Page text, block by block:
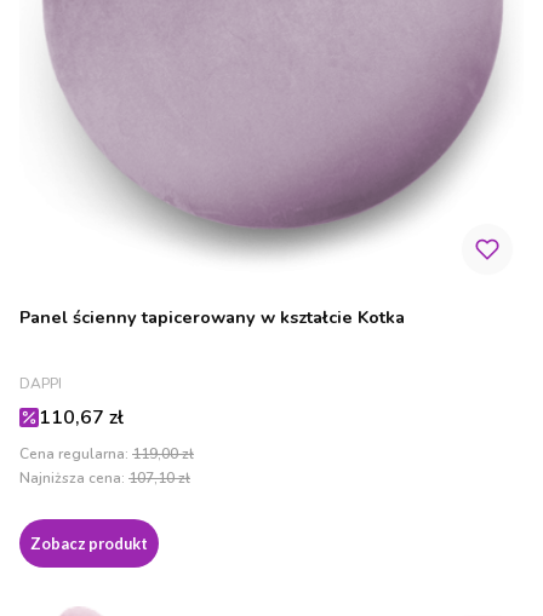
Panel ścienny tapicerowany w kształcie Kotka
PRODUCENT
DAPPI
Cena promocyjna
110,67 zł
Cena regularna: 119,00 zł
Najniższa cena: 107,10 zł
Zobacz produkt